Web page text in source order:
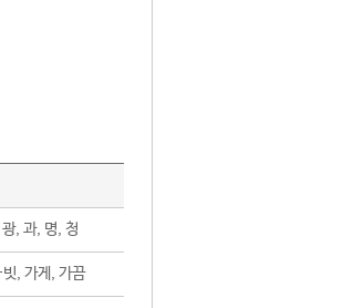
, 과, 명, 청
, 가게, 가끔